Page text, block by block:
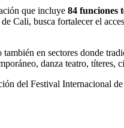
que incluye 84 funciones
Cali, busca fortalecer el
en sectores donde
danza teatro, títeres,
del Festival Internacional